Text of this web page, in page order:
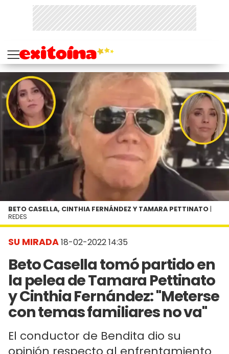
SU MIRADA18-02-2022 14:35
Beto Casella tomó partido en
la pelea de Tamara Pettinato
y Cinthia Fernández: "Meterse
con temas familiares no va"
El conductor de Bendita dio su
BETO CASELLA, CINTHIA FERNÁNDEZ Y TAMARA PETTINATO |
REDES